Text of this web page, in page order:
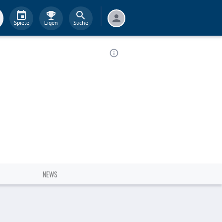
Spiele Ligen Suche
NEWS